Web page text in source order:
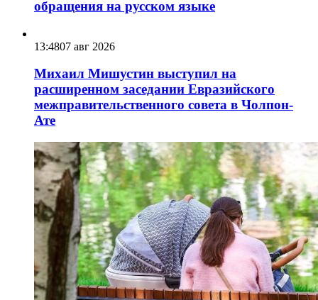
обращения на русском языке
13:4807 авг 2026
Михаил Мишустин выступил на
расширенном заседании Евразийского
межправительственного совета в Чолпон-
Ате